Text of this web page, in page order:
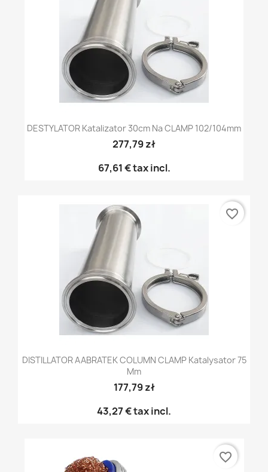
DESTYLATOR Katalizator 30cm Na CLAMP 102/104mm
277,79 zł
67,61 €tax incl.
DISTILLATOR AABRATEK COLUMN CLAMP Katalysator 75
Mm
177,79 zł
43,27 €tax incl.
favorite_border
favorite_border